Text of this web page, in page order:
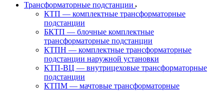
Трансформаторные подстанции
КТП — комплектные трансформаторные
подстанции
БКТП — блочные комплектные
трансформаторные подстанции
КТПН — комплектные трансформаторные
подстанции наружной установки
КТП-ВЦ — внутрицеховые трансформаторные
подстанции
КТПМ — мачтовые трансформаторные